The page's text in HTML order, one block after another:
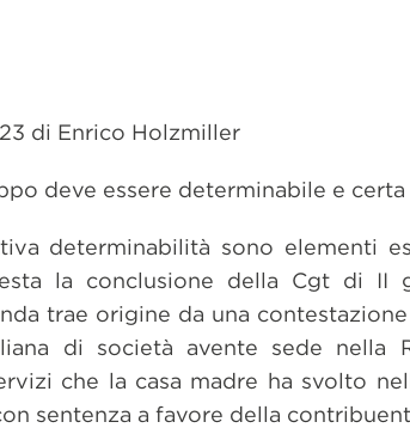
di Enrico Holzmiller
deve essere determinabile e certa
determinabilità sono elementi
la conclusione della Cgt di II
trae origine da una
di società avente sede nella
che la casa madre ha svolto
sentenza a favore della